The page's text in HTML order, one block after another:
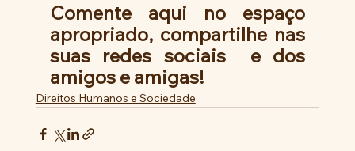
Comente aqui no espaço
apropriado, compartilhe nas
suas redes sociais  e dos
amigos e amigas!
Direitos Humanos e Sociedade